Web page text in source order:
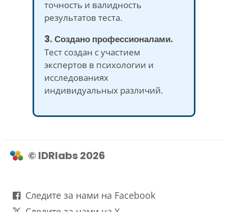
точность и валидность
результатов теста.
3. Создано профессионалами.
Тест создан с участием
экспертов в психологии и
исследованиях
индивидуальных различий.
© IDRlabs 2026
Следите за нами на Facebook